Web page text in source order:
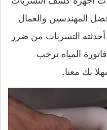
المهندسين والعمال
أحدثته التسربات من ضرر
المياه نرحب
بك معنا.